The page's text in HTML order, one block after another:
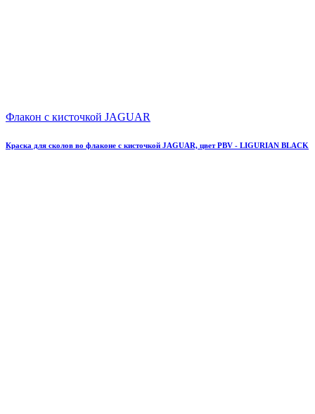
Флакон с кисточкой JAGUAR
Краска для сколов во флаконе с кисточкой JAGUAR, цвет PBV - LIGURIAN BLACK